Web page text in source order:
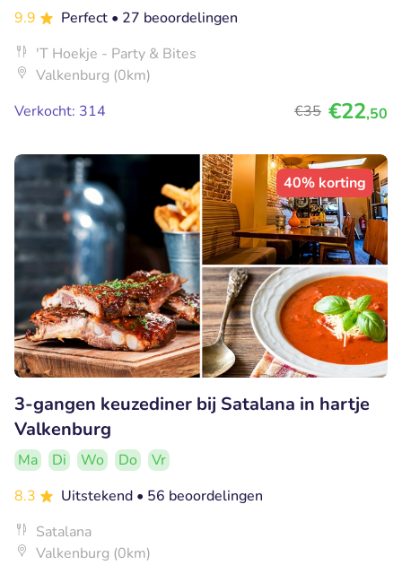
9.9
Perfect • 27 beoordelingen
'T Hoekje - Party & Bites
Valkenburg (0km)
Verkocht: 314
€35 €22,50
40% korting
3-gangen keuzediner bij Satalana in hartje
Valkenburg
Ma Di Wo Do
Vr
8.3
Uitstekend • 56 beoordelingen
Satalana
Valkenburg (0km)